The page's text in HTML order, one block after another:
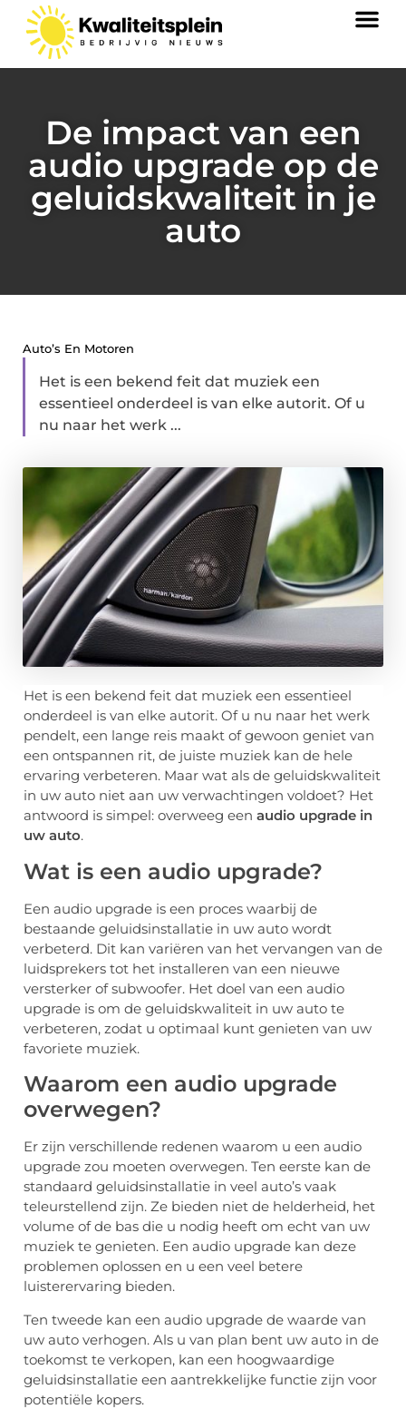
De impact van een
audio upgrade op de
geluidskwaliteit in je
auto
Auto’s En Motoren
Het is een bekend feit dat muziek een
essentieel onderdeel is van elke autorit. Of u
nu naar het werk ...
Het is een bekend feit dat muziek een essentieel
onderdeel is van elke autorit. Of u nu naar het werk
pendelt, een lange reis maakt of gewoon geniet van
een ontspannen rit, de juiste muziek kan de hele
ervaring verbeteren. Maar wat als de geluidskwaliteit
in uw auto niet aan uw verwachtingen voldoet? Het
antwoord is simpel: overweeg een audio upgrade in
uw auto.
Wat is een audio upgrade?
Een audio upgrade is een proces waarbij de
bestaande geluidsinstallatie in uw auto wordt
verbeterd. Dit kan variëren van het vervangen van de
luidsprekers tot het installeren van een nieuwe
versterker of subwoofer. Het doel van een audio
upgrade is om de geluidskwaliteit in uw auto te
verbeteren, zodat u optimaal kunt genieten van uw
favoriete muziek.
Waarom een audio upgrade
overwegen?
Er zijn verschillende redenen waarom u een audio
upgrade zou moeten overwegen. Ten eerste kan de
standaard geluidsinstallatie in veel auto’s vaak
teleurstellend zijn. Ze bieden niet de helderheid, het
volume of de bas die u nodig heeft om echt van uw
muziek te genieten. Een audio upgrade kan deze
problemen oplossen en u een veel betere
luisterervaring bieden.
Ten tweede kan een audio upgrade de waarde van
uw auto verhogen. Als u van plan bent uw auto in de
toekomst te verkopen, kan een hoogwaardige
geluidsinstallatie een aantrekkelijke functie zijn voor
potentiële kopers.